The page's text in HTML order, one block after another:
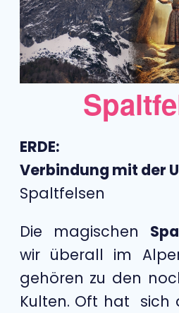
ERDE:
Verbindung mit der
Spaltfelsen
Die magischen
wir überall im
gehören zu den
Kulten. Oft hat sich